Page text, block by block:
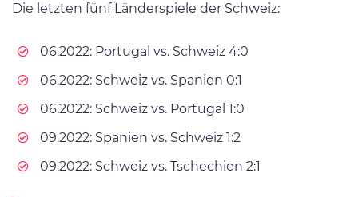
Die letzten fünf Länderspiele der Schweiz:
06.2022: Portugal vs. Schweiz 4:0
06.2022: Schweiz vs. Spanien 0:1
06.2022: Schweiz vs. Portugal 1:0
09.2022: Spanien vs. Schweiz 1:2
09.2022: Schweiz vs. Tschechien 2:1